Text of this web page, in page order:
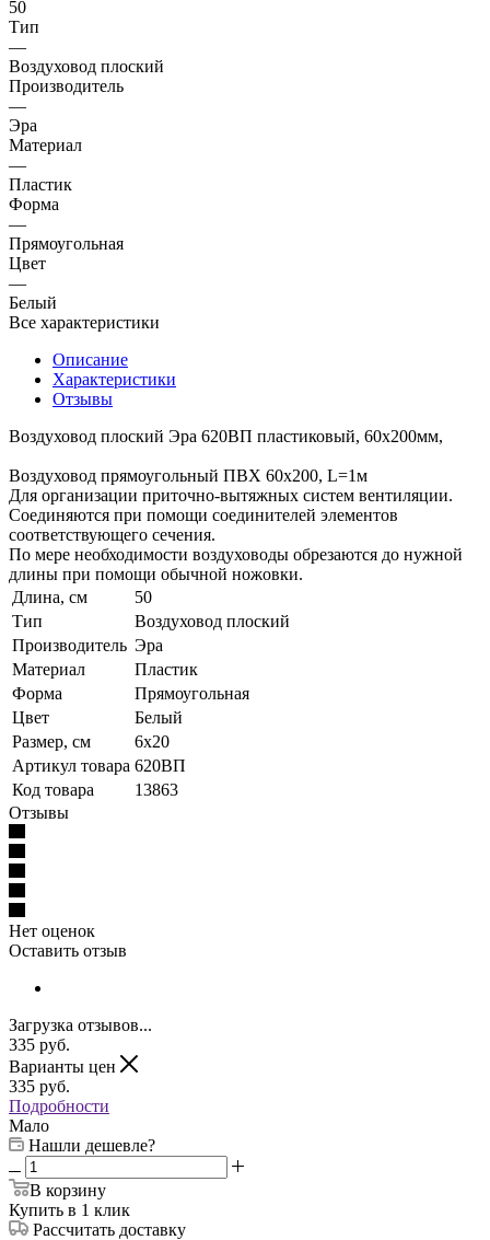
50
Тип
—
Воздуховод плоский
Производитель
—
Эра
Материал
—
Пластик
Форма
—
Прямоугольная
Цвет
—
Белый
Все характеристики
Описание
Характеристики
Отзывы
Воздуховод плоский Эра 620ВП пластиковый, 60х200мм,
Воздуховод прямоугольный ПВХ 60х200, L=1м
Для организации приточно-вытяжных систем вентиляции.
Соединяются при помощи соединителей элементов
соответствующего сечения.
По мере необходимости воздуховоды обрезаются до нужной
длины при помощи обычной ножовки.
Длина, см
50
Тип
Воздуховод плоский
Производитель Эра
Материал
Пластик
Форма
Прямоугольная
Цвет
Белый
Размер, см
6х20
Артикул товара 620ВП
Код товара
13863
Отзывы
Нет оценок
Оставить отзыв
Загрузка отзывов...
335 руб.
Варианты цен
335 руб.
Подробности
Мало
Нашли дешевле?
В корзину
Купить в 1 клик
Рассчитать доставку